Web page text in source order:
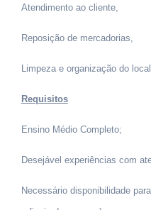
Atendimento ao cliente,
Reposição de mercadorias,
Limpeza e organização do
Requisitos
Ensino Médio Completo;
Desejável experiências com
Necessário disponibilidade